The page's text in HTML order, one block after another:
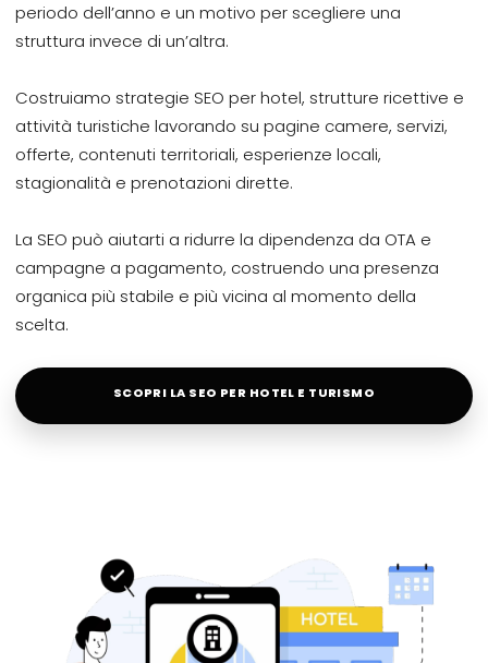
periodo dell’anno e un motivo per scegliere una
struttura invece di un’altra.
Costruiamo strategie SEO per hotel, strutture ricettive e
attività turistiche lavorando su pagine camere, servizi,
offerte, contenuti territoriali, esperienze locali,
stagionalità e prenotazioni dirette.
La SEO può aiutarti a ridurre la dipendenza da OTA e
campagne a pagamento, costruendo una presenza
organica più stabile e più vicina al momento della
scelta.
SCOPRI LA SEO PER HOTEL E TURISMO